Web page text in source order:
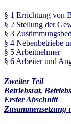
§ 1 Errichtung von
§ 2 Stellung der
§ 3
§ 4 Nebenbetriebe
§ 5 Arbeitnehmer
§ 6 Arbeiter und
Zweiter Teil
Betriebsrat,
Erster Abschnitt
Zusammensetzung